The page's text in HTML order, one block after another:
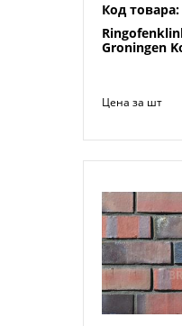
Код товара:
Groningen
Цена за шт